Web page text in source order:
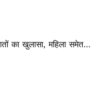
का खुलासा, महिला समेत...